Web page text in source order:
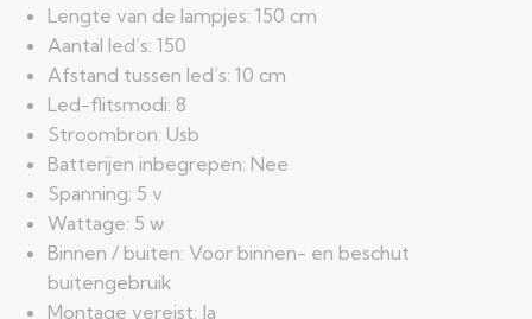
Lengte van de lampjes: 150 cm
Aantal led’s: 150
Afstand tussen led’s: 10 cm
Led-flitsmodi: 8
Stroombron: Usb
Batterijen inbegrepen: Nee
Spanning: 5 v
Wattage: 5 w
Binnen / buiten: Voor binnen- en beschut
buitengebruik
Montage vereist: Ja